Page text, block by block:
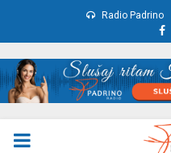
Radio Padrino
PRIMARY